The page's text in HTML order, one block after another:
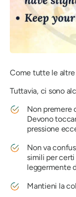
Come tutte le altre
Tuttavia, ci sono
Non premere
Devono
pressione
Non va
simili per
leggermente
Mantieni la